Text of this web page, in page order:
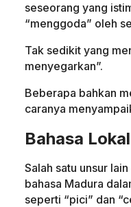
seseorang yang
“menggoda” oleh
Tak sedikit yang
menyegarkan”.
Beberapa bahkan
caranya
Bahasa
Salah satu unsur
bahasa Madura
seperti “pici” dan